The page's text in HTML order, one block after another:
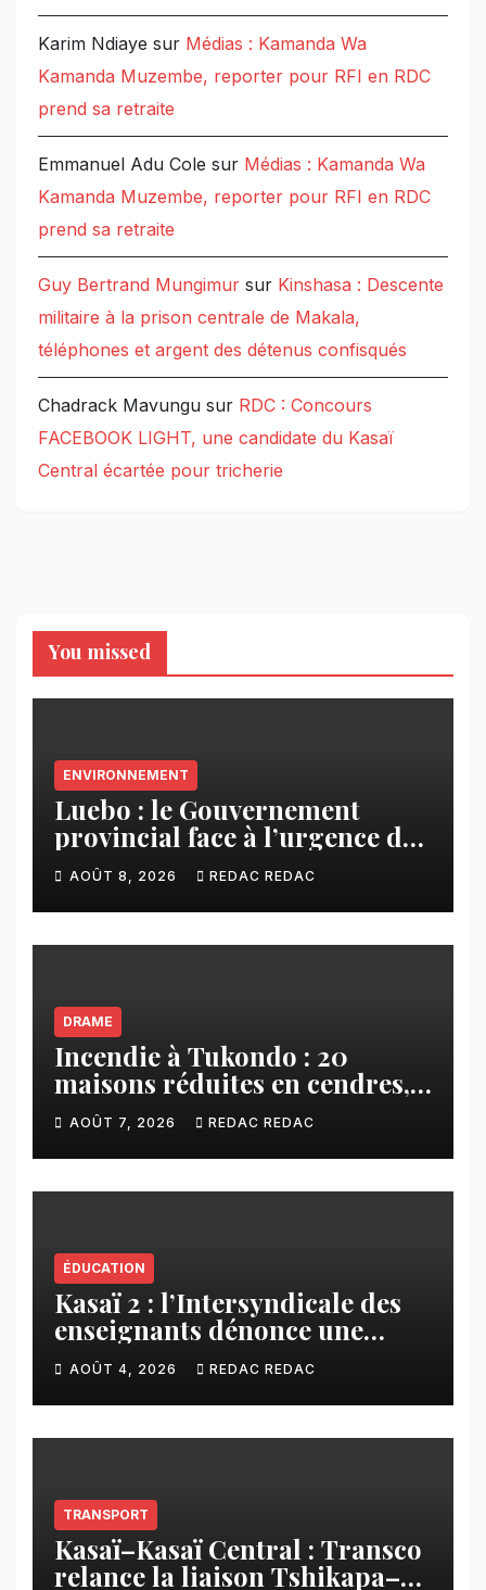
Karim Ndiaye sur Médias : Kamanda Wa
Kamanda Muzembe, reporter pour RFI en RDC
prend sa retraite
Emmanuel Adu Cole sur Médias : Kamanda Wa
Kamanda Muzembe, reporter pour RFI en RDC
prend sa retraite
Guy Bertrand Mungimur sur Kinshasa : Descente
militaire à la prison centrale de Makala,
téléphones et argent des détenus confisqués
Chadrack Mavungu sur RDC : Concours
FACEBOOK LIGHT, une candidate du Kasaï
Central écartée pour tricherie
You missed
ENVIRONNEMENT
Luebo : le Gouvernement
provincial face à l’urgence des
érosions qui menacent la cité
AOÛT 8, 2026 REDAC REDAC
DRAME
Incendie à Tukondo : 20
maisons réduites en cendres,
plusieurs familles sans abri
AOÛT 7, 2026 REDAC REDAC
ÉDUCATION
Kasaï 2 : l’Intersyndicale des
enseignants dénonce une
contribution financière
imposée aux écoles de la
CNCA
AOÛT 4, 2026 REDAC REDAC
TRANSPORT
Kasaï–Kasaï Central : Transco
relance la liaison Tshikapa–